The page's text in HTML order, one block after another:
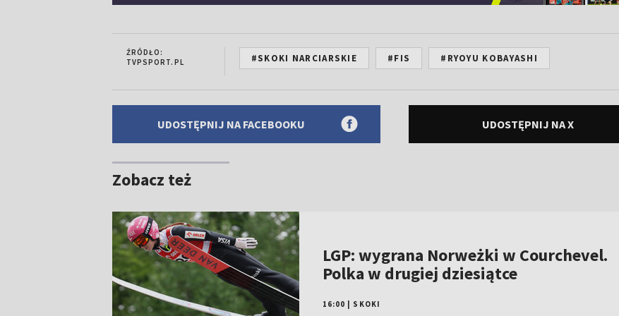
ŹRÓDŁO:
TVPSPORT.PL
#SKOKI NARCIARSKIE #FIS #RYOYU KOBAYASHI
UDOSTĘPNIJ NA FACEBOOKU UDOSTĘPNIJ NA X
Zobacz też
LGP: wygrana Norweżki w Courchevel.
Polka w drugiej dziesiątce
16:00 SKOKI